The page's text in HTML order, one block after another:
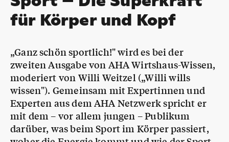
für Körper und Kopf
„Ganz schön sportlich!" wird es bei der
zweiten Ausgabe von AHA Wirtshaus-Wissen,
moderiert von Willi Weitzel („Willi wills
wissen"). Gemeinsam mit Expertinnen und
Experten aus dem AHA Netzwerk spricht er
mit dem – vor allem jungen – Publikum
darüber, was beim Sport im Körper passiert,